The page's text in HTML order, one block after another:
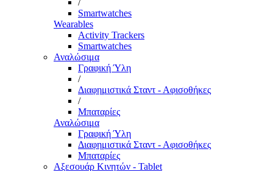
/
Smartwatches
Wearables
Activity Trackers
Smartwatches
Αναλώσιμα
Γραφική Ύλη
/
Διαφημιστικά Σταντ - Αφισοθήκες
/
Μπαταρίες
Αναλώσιμα
Γραφική Ύλη
Διαφημιστικά Σταντ - Αφισοθήκες
Μπαταρίες
Αξεσουάρ Κινητών - Tablet